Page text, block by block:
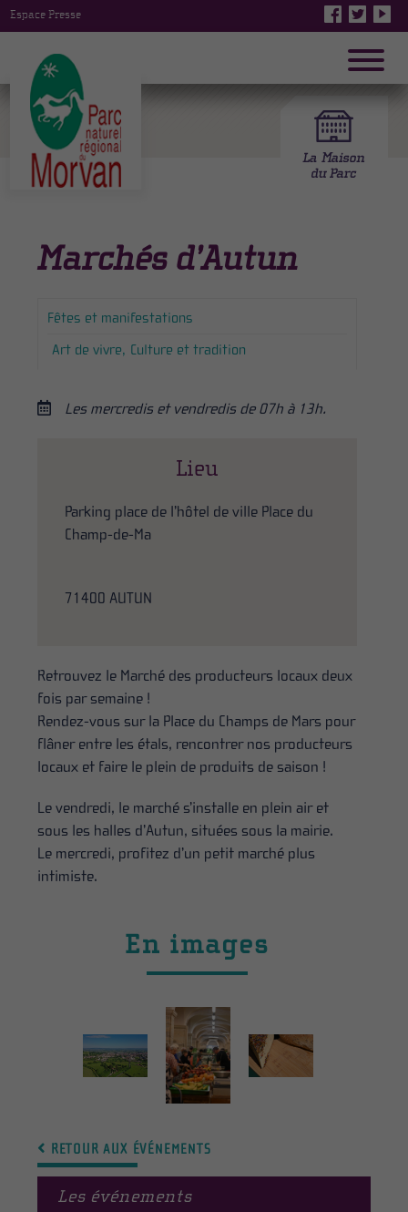
Espace Presse
Les événements
Marchés d’Autun
Fêtes et manifestations
Art de vivre
Culture et tradition
Les mercredis et vendredis de 07h à 13h.
Lieu
Parking place de l’hôtel de ville Place du
Champ-de-Ma
71400 AUTUN
Retrouvez le Marché des producteurs locaux deux
fois par semaine !
Rendez-vous sur la Place du Champs de Mars pour
flâner entre les étals, rencontrer nos producteurs
locaux et faire le plein de produits de saison !
Le vendredi, le marché s’installe en plein air et
sous les halles d’Autun, situées sous la mairie.
Le mercredi, profitez d’un petit marché plus
intimiste.
En images
RETOUR AUX ÉVÉNEMENTS